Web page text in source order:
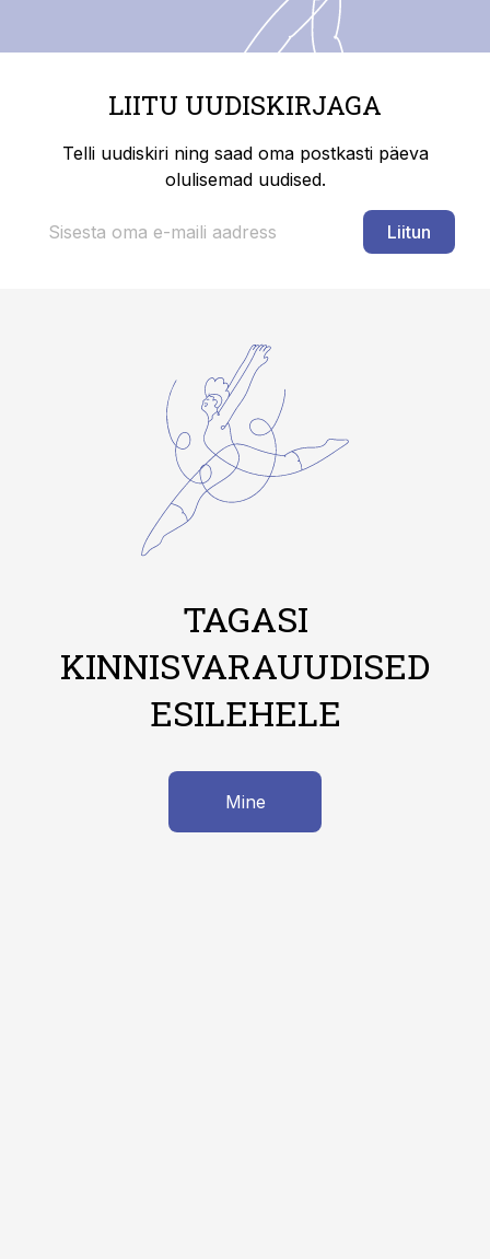
LIITU UUDISKIRJAGA
Telli uudiskiri ning saad oma postkasti päeva
olulisemad uudised.
Liitun
TAGASI
KINNISVARAUUDISED
ESILEHELE
Mine